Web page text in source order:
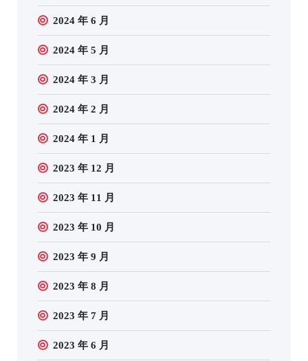
2024 年 6 月
2024 年 5 月
2024 年 3 月
2024 年 2 月
2024 年 1 月
2023 年 12 月
2023 年 11 月
2023 年 10 月
2023 年 9 月
2023 年 8 月
2023 年 7 月
2023 年 6 月